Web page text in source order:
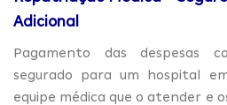
Adicional
Pagamento das despesas
segurado para um hospital
equipe médica que o atender e